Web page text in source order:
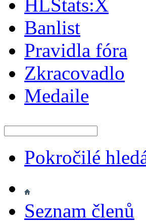
HLStats:X
Banlist
Pravidla fóra
Zkracovadlo
Medaile
Pokročilé
Seznam členů